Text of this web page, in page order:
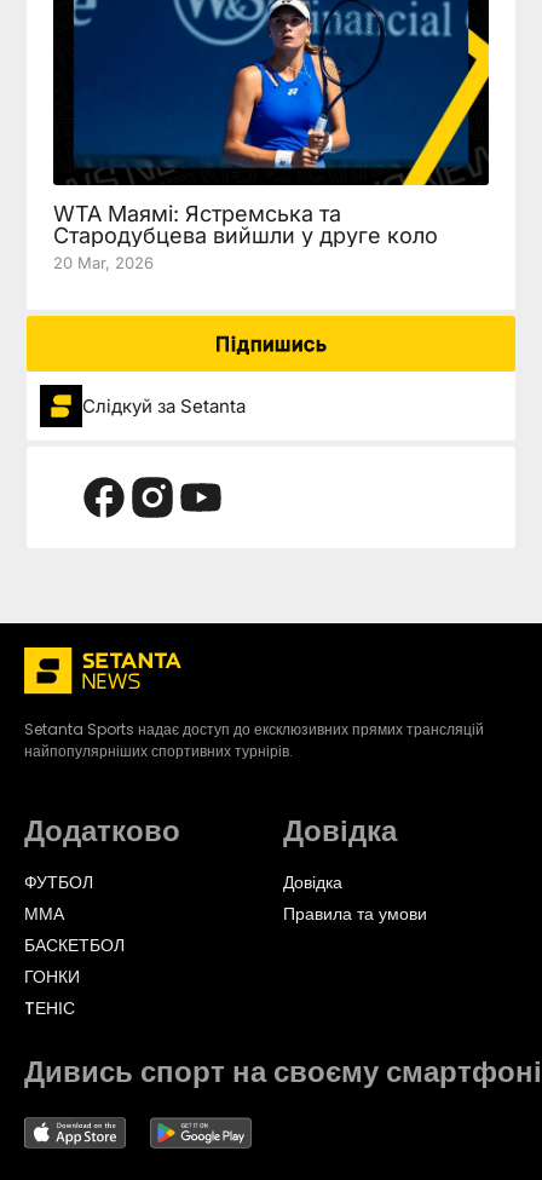
WTA Маямі: Ястремська та
Стародубцева вийшли у друге коло
20 Mar, 2026
Підпишись
Слідкуй за Setanta
Setanta Sports надає доступ до ексклюзивних прямих трансляцій
найпопулярніших спортивних турнірів.
Додатково
ФУТБОЛ
ММА
БАСКЕТБОЛ
ГОНКИ
TЕНІС
Довідка
Довідка
Правила та умови
Дивись спорт на своєму смартфоні